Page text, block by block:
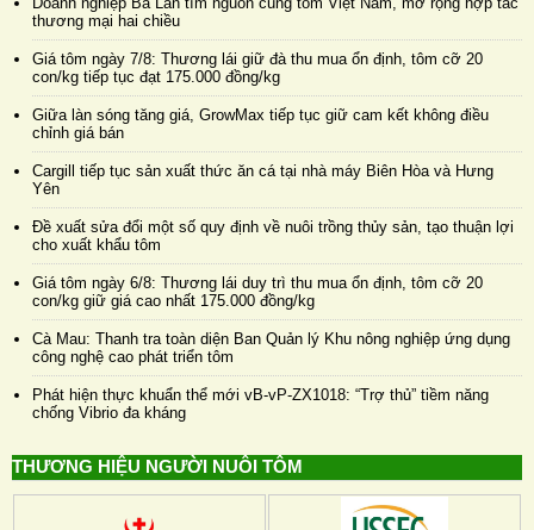
thương mại hai chiều
Giá tôm ngày 7/8: Thương lái giữ đà thu mua ổn định, tôm cỡ 20
con/kg tiếp tục đạt 175.000 đồng/kg
Giữa làn sóng tăng giá, GrowMax tiếp tục giữ cam kết không điều
chỉnh giá bán
Cargill tiếp tục sản xuất thức ăn cá tại nhà máy Biên Hòa và Hưng
Yên
Đề xuất sửa đổi một số quy định về nuôi trồng thủy sản, tạo thuận lợi
cho xuất khẩu tôm
Giá tôm ngày 6/8: Thương lái duy trì thu mua ổn định, tôm cỡ 20
con/kg giữ giá cao nhất 175.000 đồng/kg
Cà Mau: Thanh tra toàn diện Ban Quản lý Khu nông nghiệp ứng dụng
công nghệ cao phát triển tôm
Phát hiện thực khuẩn thể mới vB-vP-ZX1018: “Trợ thủ” tiềm năng
chống Vibrio đa kháng
THƯƠNG HIỆU NGƯỜI NUÔI TÔM